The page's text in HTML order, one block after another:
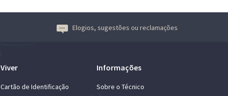
Elogios, sugestões ou reclamações
Viver
Cartão de Identificação
Informações
Sobre o Técnico